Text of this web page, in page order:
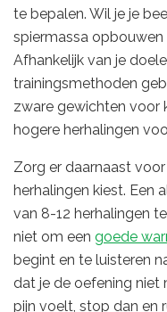
te bepalen. Wil je je
spiermassa
Afhankelijk van je
trainingsmethoden
zware gewichten voor
hogere herhalingen
Zorg er daarnaast
herhalingen kiest. Een
van 8-12 herhalingen
niet om een goede
begint en te luisteren
dat je de oefening niet
pijn voelt, stop dan en